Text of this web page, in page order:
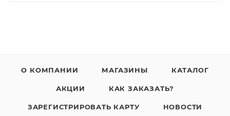
О КОМПАНИИ МАГАЗИНЫ КАТАЛОГ
АКЦИИ КАК ЗАКАЗАТЬ?
ЗАРЕГИСТРИРОВАТЬ КАРТУ НОВОСТИ